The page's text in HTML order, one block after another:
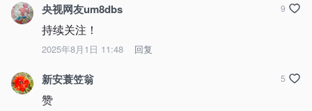
央视网友um8dbs
持续关注！
2025年8月1日 11:48 回复
9
新安蓑笠翁
赞
5